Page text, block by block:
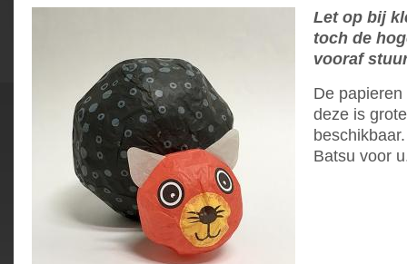
Let op bij
toch de
vooraf
De
deze is
Batsu voor